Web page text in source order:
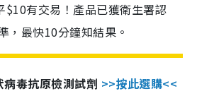
$10有交易！產品已獲衛生署認
，最快10分鐘知結果。
病毒抗原檢測試劑 >>按此選購<<